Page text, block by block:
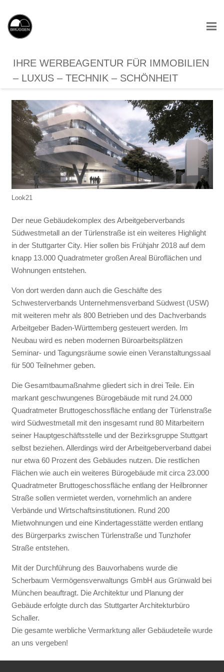
IHRE WERBEAGENTUR FÜR IMMOBILIEN
– LUXUS – TECHNIK – SCHÖNHEIT
Look21
Der neue Gebäudekomplex des Arbeitgeberverbands
Südwestmetall an der Türlenstraße ist ein weiteres Highlight
in der Stuttgarter City. Hier sollen bis Frühjahr 2018 auf dem
knapp 13.000 Quadratmeter großen Areal Büroflächen und
Wohnungen entstehen.
Von dort werden dann auch die Geschäfte des
Schwesterverbands Unternehmensverband Südwest (USW)
mit weiteren mehr als 800 Betrieben und des Dachverbands
Arbeitgeber Baden-Württemberg gesteuert werden. Im
Neubau wird es neben modernen Büroarbeitsplätzen
Seminar- und Tagungsräume sowie einen Veranstaltungssaal
für 500 Teilnehmer geben.
Die Gesamtbaumaßnahme gliedert sich in drei Teile. Ein
markant geschwungenes Bürogebäude mit rund 24.000
Quadratmeter Bruttogeschossfläche entlang der Türlenstraße
wird Südwestmetall mit den insgesamt rund 80 Mitarbeitern
seiner Hauptgeschäftsstelle und der Bezirksgruppe Stuttgart
selbst beziehen. Allerdings wird der Arbeitgeberverband dabei
nur etwa 60 Prozent des Gebäudes nutzen. Die restlichen
Flächen wie auch ein weiteres Bürogebäude mit circa 23.000
Quadratmeter Bruttogeschossfläche entlang der Heilbronner
Straße sollen vermietet werden, vornehmlich an andere
Verbände und Wirtschaftsinstitutionen. Rund 200
Mietwohnungen und eine Kindertagesstätte werden entlang
des Bürgerparks zwischen Türlenstraße und Tunzhofer
Straße entstehen.
Mit der Durchführung des Bauvorhabens wurde die
Scherbaum Vermögensverwaltungs GmbH aus Grünwald bei
München beauftragt. Die Architektur und Planung der
Gebäude erfolgte durch das Stuttgarter Architekturbüro
Schaller.
Die gesamte werbliche Vermarktung aller Gebäudeteile wurde
an uns vergeben!